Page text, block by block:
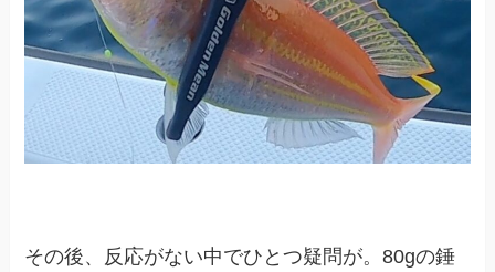
その後、反応がない中でひとつ疑問が。80gの錘